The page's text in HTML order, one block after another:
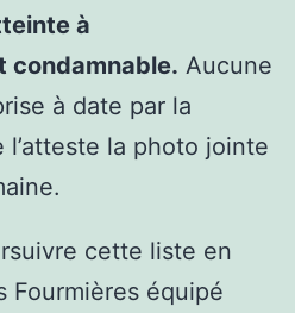
à
condamnable. Aucune
à date par la
la photo jointe
cette liste en
Fourmières équipé